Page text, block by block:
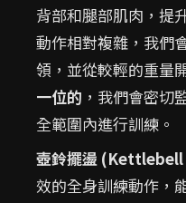
背部和腿部肌肉，提
動作相對複雜，我們
領，並從較輕的重量
一位的 ，我們會密切
全範圍內進行訓練。
壺鈴擺盪
效的全身訓練動作，